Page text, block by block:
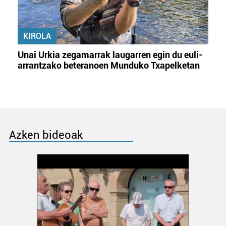
KIROLA
Unai Urkia zegamarrak laugarren egin du euli-
arrantzako beteranoen Munduko Txapelketan
Azken bideoak